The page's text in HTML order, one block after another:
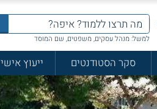
למשל: מנהל עסקים, משפטים, שם המוסד
סקר הסטודנטים
ייעוץ אישי